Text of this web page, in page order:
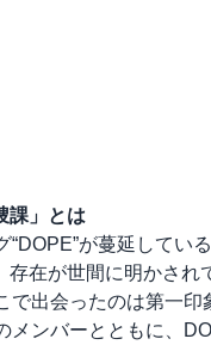
課」とは
“DOPE”が蔓延してい
存在が世間に明かさ
で出会ったのは第一
メンバーとともに、